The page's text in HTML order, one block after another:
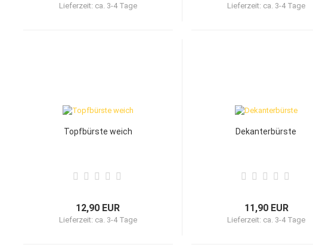
Lieferzeit: ca. 3-4 Tage Lieferzeit: ca. 3-4 Tage
Topfbürste weich
12,90 EUR
Lieferzeit: ca. 3-4 Tage
Dekanterbürste
11,90 EUR
Lieferzeit: ca. 3-4 Tage